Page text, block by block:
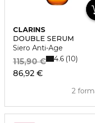
CLARINS
DOUBLE SERUM
Siero Anti-Age
86,92 €
115,90 €
2
4.6 10